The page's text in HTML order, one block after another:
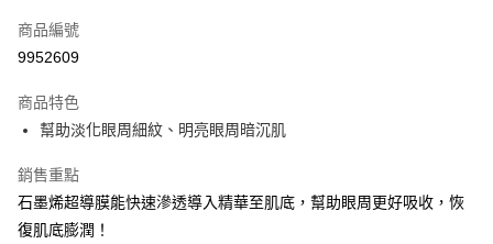
LINE Pay
街口支付
Google Pay
AFTEE先享後付
商品編號
9952609
商品特色
幫助淡化眼周細紋、明亮眼周暗沉肌
銷售重點
石墨烯超導膜能快速滲透導入精華至肌底，幫助眼周更好吸收，恢
復肌底膨潤！